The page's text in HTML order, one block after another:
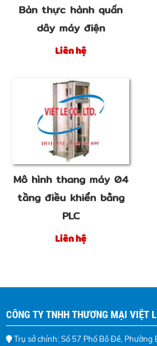
Bàn thực hành quấn
dây máy điện
Liên hệ
Mô hình thang máy 04
tầng điều khiển bằng
PLC
Liên hệ
CÔNG TY TNHH THƯƠNG MẠI VIỆT
Trụ sở chính: Số 57 Phố Bồ Đề, Phường